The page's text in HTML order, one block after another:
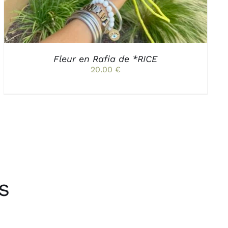
PEUVENT
ÊTRE
CHOISIES
SUR
PAGE
Fleur en Rafia de *RICE
20.00 €